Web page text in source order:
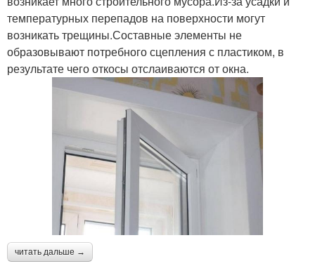
температурных перепадов на поверхности могут
возникать трещины.Составные элементы не
образовывают потребного сцепления с пластиком, в
результате чего откосы отслаиваются от окна.
читать дальше →